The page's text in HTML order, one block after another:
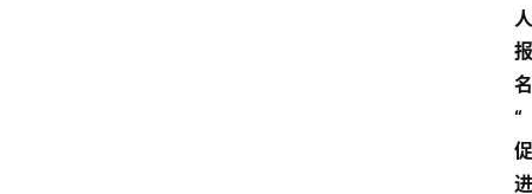
人
报
名
“
促
进